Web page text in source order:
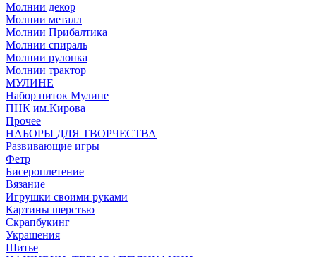
Молнии декор
Молнии металл
Молнии Прибалтика
Молнии спираль
Молнии рулонка
Молнии трактор
МУЛИНЕ
Набор ниток Мулине
ПНК им.Кирова
Прочее
НАБОРЫ ДЛЯ ТВОРЧЕСТВА
Развивающие игры
Фетр
Бисероплетение
Вязание
Игрушки своими руками
Картины шерстью
Скрапбукинг
Украшения
Шитье